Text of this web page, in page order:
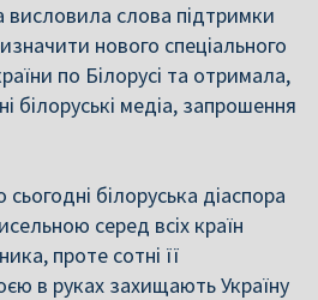
висловила слова підтримки
нового спеціального
по Білорусі та отримала,
білоруські медіа, запрошення
білоруська діаспора
серед всіх країн
проте сотні її
в руках захищають Україну